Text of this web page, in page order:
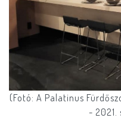
(Fotó: A Palatinus
- 2021.